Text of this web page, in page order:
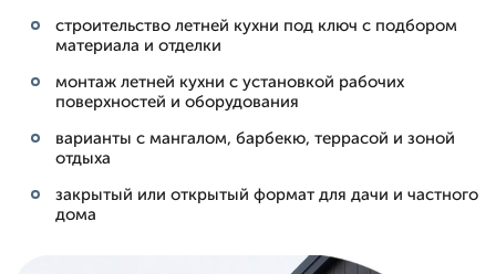
строительство летней кухни под ключ с подбором
материала и отделки
монтаж летней кухни с установкой рабочих
поверхностей и оборудования
варианты с мангалом, барбекю, террасой и зоной
отдыха
закрытый или открытый формат для дачи и частного
дома